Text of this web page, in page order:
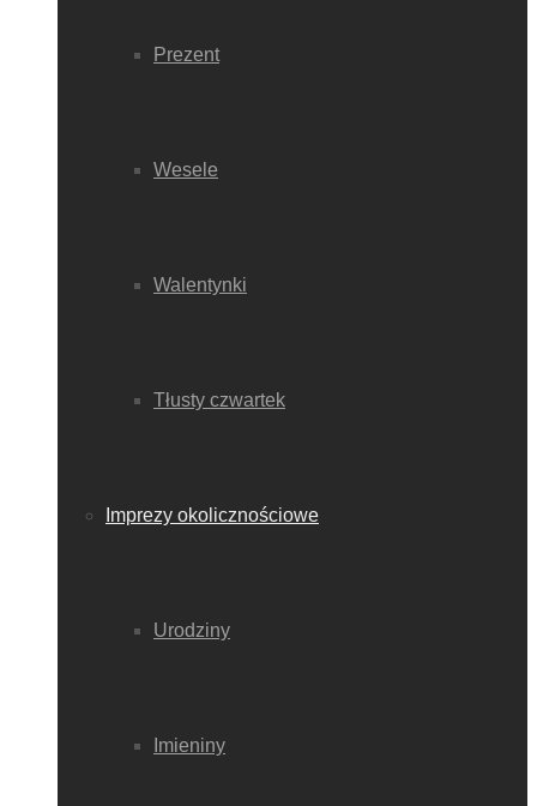
Prezent
Wesele
Walentynki
Tłusty czwartek
Imprezy okolicznościowe
Urodziny
Imieniny